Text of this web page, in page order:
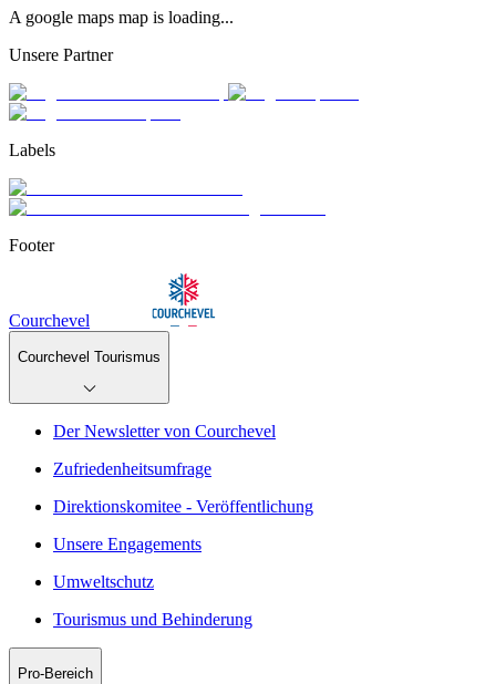
A google maps map is loading...
Unsere Partner
Labels
Footer
Courchevel
Courchevel Tourismus
Der Newsletter von Courchevel
Zufriedenheitsumfrage
Direktionskomitee - Veröffentlichung
Unsere Engagements
Umweltschutz
Tourismus und Behinderung
Pro-Bereich